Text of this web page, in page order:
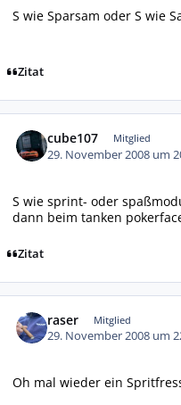
S wie Sparsam oder S wie
Zitat
cube107 Mitglied
29. November 2008 um
S wie sprint- oder
dann beim tanken
Zitat
raser Mitglied
29. November 2008 um
Oh mal wieder ein